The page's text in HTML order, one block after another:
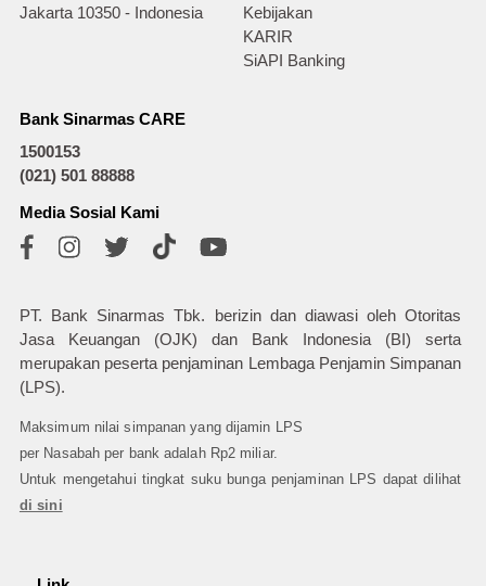
Jakarta 10350 - Indonesia
Kebijakan
KARIR
SiAPI Banking
Bank Sinarmas CARE
1500153
(021) 501 88888
Media Sosial Kami
PT. Bank Sinarmas Tbk. berizin dan diawasi oleh Otoritas
Jasa Keuangan (OJK) dan Bank Indonesia (BI) serta
merupakan peserta penjaminan Lembaga Penjamin Simpanan
(LPS).
Maksimum nilai simpanan yang dijamin LPS
per Nasabah per bank adalah Rp2 miliar.
Untuk mengetahui tingkat suku bunga penjaminan LPS dapat dilihat
di sini